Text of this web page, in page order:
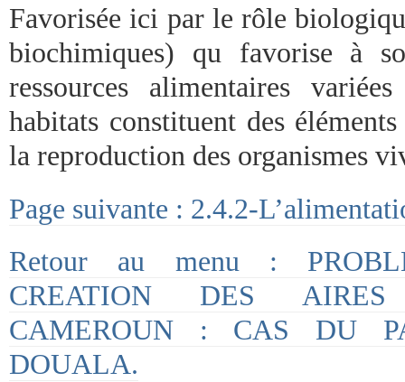
Favorisée ici par le rôle
biochimiques) qu favorise à
ressources alimentaires
habitats constituent des
la reproduction des organismes
Page suivante : 2.4.2-
Retour au menu :
CREATION DES
CAMEROUN : CAS DU
DOUALA.